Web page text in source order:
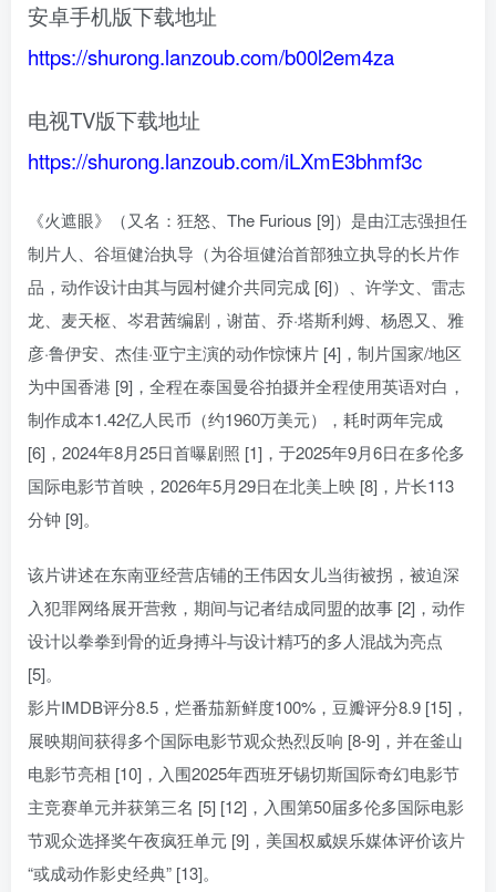
安卓手机版下载地址
https://shurong.lanzoub.com/b00l2em4za
电视TV版下载地址
https://shurong.lanzoub.com/iLXmE3bhmf3c
《火遮眼》（又名：狂怒、The Furious [9]）是由江志强担任
制片人、谷垣健治执导（为谷垣健治首部独立执导的长片作
品，动作设计由其与园村健介共同完成 [6]）、许学文、雷志
龙、麦天枢、岑君茜编剧，谢苗、乔·塔斯利姆、杨恩又、雅
彦·鲁伊安、杰佳·亚宁主演的动作惊悚片 [4]，制片国家/地区
为中国香港 [9]，全程在泰国曼谷拍摄并全程使用英语对白，
制作成本1.42亿人民币（约1960万美元），耗时两年完成
[6]，2024年8月25日首曝剧照 [1]，于2025年9月6日在多伦多
国际电影节首映，2026年5月29日在北美上映 [8]，片长113
分钟 [9]。
该片讲述在东南亚经营店铺的王伟因女儿当街被拐，被迫深
入犯罪网络展开营救，期间与记者结成同盟的故事 [2]，动作
设计以拳拳到骨的近身搏斗与设计精巧的多人混战为亮点
[5]。
影片IMDB评分8.5，烂番茄新鲜度100%，豆瓣评分8.9 [15]，
展映期间获得多个国际电影节观众热烈反响 [8-9]，并在釜山
电影节亮相 [10]，入围2025年西班牙锡切斯国际奇幻电影节
主竞赛单元并获第三名 [5] [12]，入围第50届多伦多国际电影
节观众选择奖午夜疯狂单元 [9]，美国权威娱乐媒体评价该片
“或成动作影史经典” [13]。